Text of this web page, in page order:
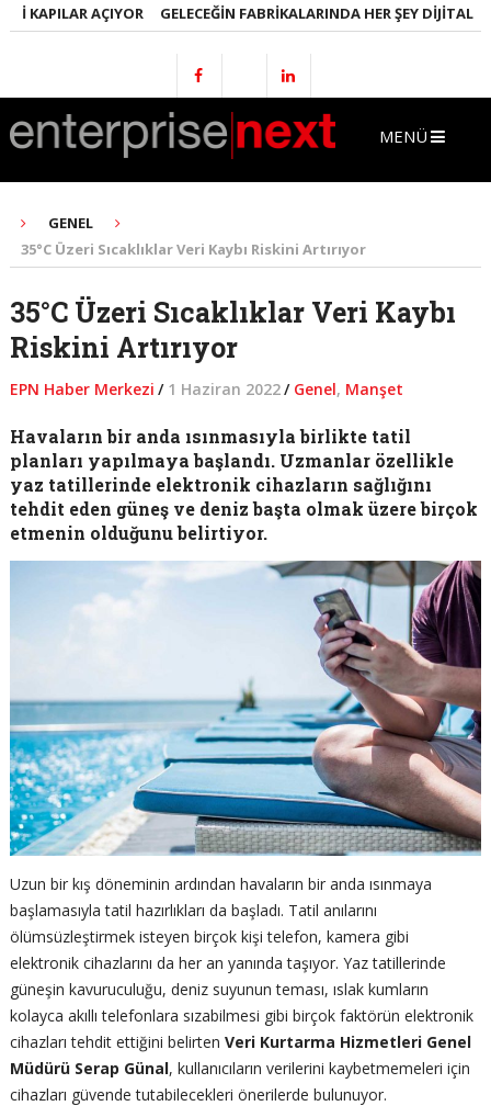
AÇIYOR GELECEĞIN FABRIKALARINDA HER ŞEY DIJITAL
MENÜ
GENEL
35°C Üzeri Sıcaklıklar Veri Kaybı Riskini Artırıyor
35°C Üzeri Sıcaklıklar Veri Kaybı
Riskini Artırıyor
EPN Haber Merkezi / 1 Haziran 2022/ Genel, Manşet
Havaların bir anda ısınmasıyla birlikte tatil
planları yapılmaya başlandı. Uzmanlar özellikle
yaz tatillerinde elektronik cihazların sağlığını
tehdit eden güneş ve deniz başta olmak üzere birçok
etmenin olduğunu belirtiyor.
Uzun bir kış döneminin ardından havaların bir anda ısınmaya
başlamasıyla tatil hazırlıkları da başladı. Tatil anılarını
ölümsüzleştirmek isteyen birçok kişi telefon, kamera gibi
elektronik cihazlarını da her an yanında taşıyor. Yaz tatillerinde
güneşin kavuruculuğu, deniz suyunun teması, ıslak kumların
kolayca akıllı telefonlara sızabilmesi gibi birçok faktörün elektronik
cihazları tehdit ettiğini belirten Veri Kurtarma Hizmetleri Genel
Müdürü Serap Günal, kullanıcıların verilerini kaybetmemeleri için
cihazları güvende tutabilecekleri önerilerde bulunuyor.